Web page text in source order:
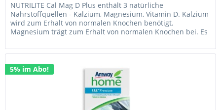
NUTRILITE Cal Mag D Plus enthält 3 natürliche
Nährstoffquellen - Kalzium, Magnesium, Vitamin D. Kalzium
wird zum Erhalt von normalen Knochen benötigt.
Magnesium trägt zum Erhalt von normalen Knochen bei. Es
5% im Abo!